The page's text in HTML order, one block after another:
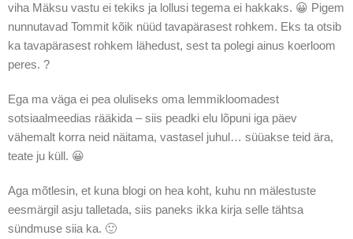
viha Mäksu vastu ei tekiks ja lollusi tegema ei hakkaks. 😀 Pigem
nunnutavad Tommit kõik nüüd tavapärasest rohkem. Eks ta otsib
ka tavapärasest rohkem lähedust, sest ta polegi ainus koerloom
peres. ?
Ega ma väga ei pea oluliseks oma lemmikloomadest
sotsiaalmeedias rääkida – siis peadki elu lõpuni iga päev
vähemalt korra neid näitama, vastasel juhul… süüakse teid ära,
teate ju küll. 😀
Aga mõtlesin, et kuna blogi on hea koht, kuhu nn mälestuste
eesmärgil asju talletada, siis paneks ikka kirja selle tähtsa
sündmuse siia ka. 🙂